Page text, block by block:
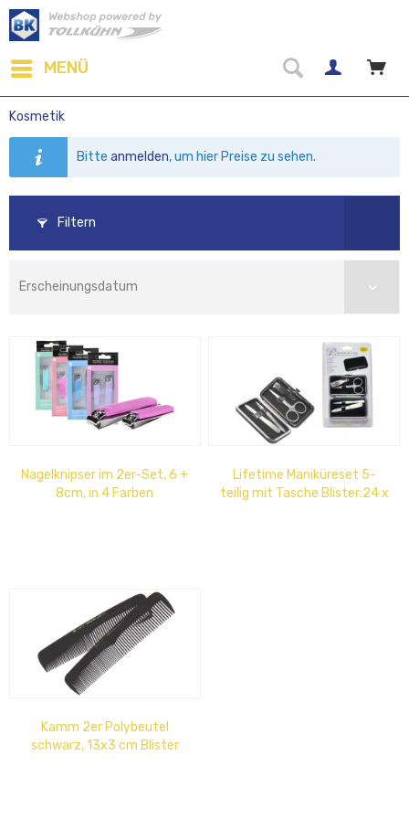
MENÜ
Kosmetik
Bitteanmelden, um hier Preise zu sehen.
Filtern
Nagelknipser im 2er-Set, 6 +
8cm, in 4 Farben
Lifetime Maniküreset 5-
teilig mit Tasche Blister:24 x
Kamm 2er Polybeutel
schwarz, 13x3 cm Blister